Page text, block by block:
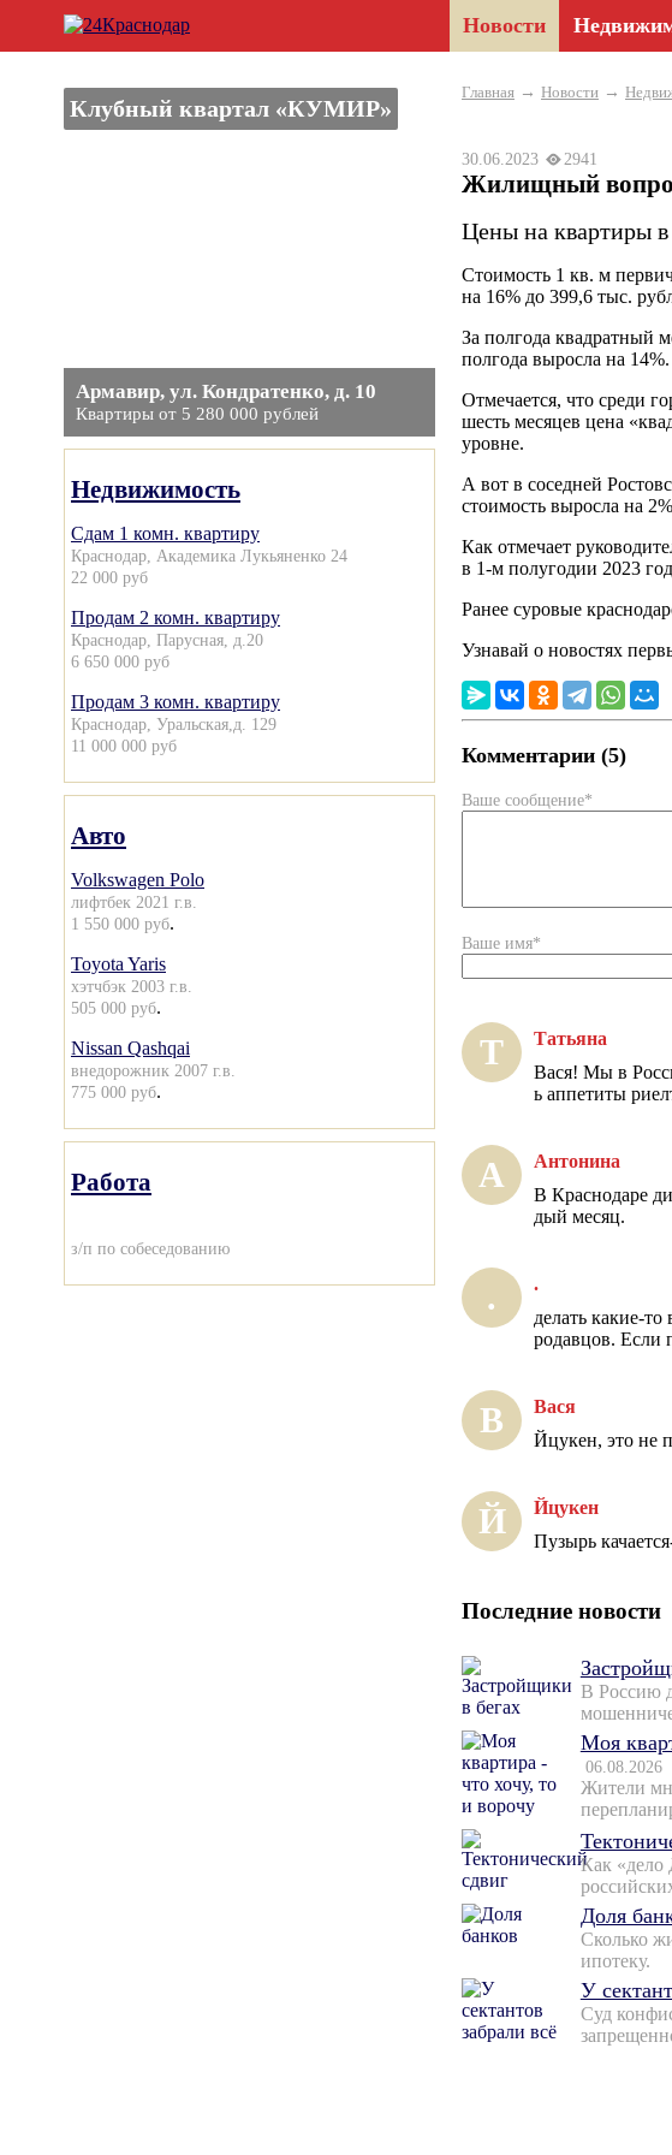
Новости
Клубный квартал «КУМИР»
Армавир, ул. Кондратенко, д. 10
Квартиры от 5 280 000 рублей
Недвижимость
Сдам 1 комн. квартиру
Краснодар, Академика Лукьяненко 24
22 000 руб
Продам 2 комн. квартиру
Краснодар, Парусная, д.20
6 650 000 руб
Продам 3 комн. квартиру
Краснодар, Уральская,д. 129
11 000 000 руб
Авто
Volkswagen Polo
лифтбек 2021 г.в.
1 550 000 руб.
Toyota Yaris
хэтчбэк 2003 г.в.
505 000 руб.
Nissan Qashqai
внедорожник 2007 г.в.
775 000 руб.
Работа
з/п по собеседованию
Главная → Новости →
30.06.2023 2941
Жилищный
Цены на квартиры в
Стоимость 1 кв. м
на 16% до 399,6 тыс.
За полгода квадратный
полгода выросла на
Отмечается, что среди
шесть месяцев цена
уровне.
А вот в соседней
стоимость выросла на
Как отмечает
в 1-м полугодии 2023
Ранее суровые
Узнавай о новостях
Комментарии (5)
Ваше сообщение*
Ваше имя*
Т Татьяна
Вася! Мы в
ь аппетиты
А Антонина
В Краснодаре
дый месяц.
. .
делать какие-
родавцов. Если
В Вася
Йцукен, это не
Й Йцукен
Пузырь
Последние новости
В Россию
Моя
06.08.2026
Жители
Как «дело
Доля
Сколько
ипотеку.
У
Суд